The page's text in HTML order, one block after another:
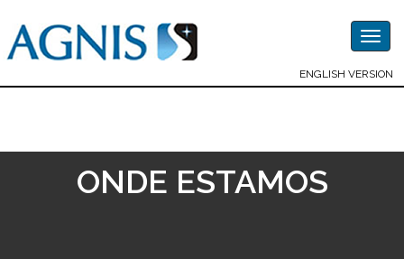
ENGLISH VERSION
ONDE ESTAMOS